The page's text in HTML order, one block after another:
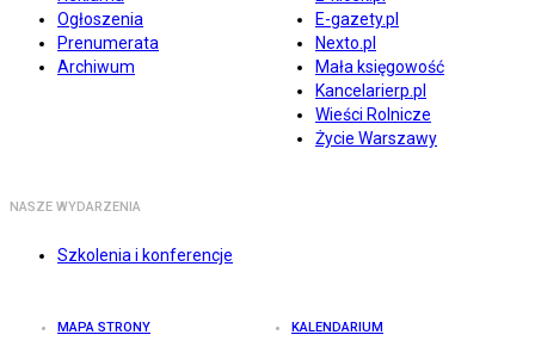
Ogłoszenia
Prenumerata
Archiwum
E-gazety.pl
Nexto.pl
Mała księgowość
Kancelarierp.pl
Wieści Rolnicze
Życie Warszawy
NASZE WYDARZENIA
Szkolenia i konferencje
MAPA STRONY KALENDARIUM